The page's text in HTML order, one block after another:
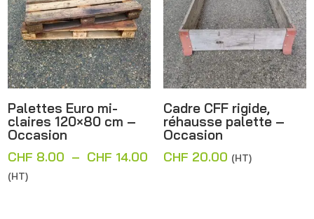
Palettes Euro mi-
claires 120×80 cm –
Occasion
CHF 8.00 – CHF 14.00 Plage
(HT)
Cadre CFF rigide,
réhausse palette –
Occasion
CHF 20.00 (HT)